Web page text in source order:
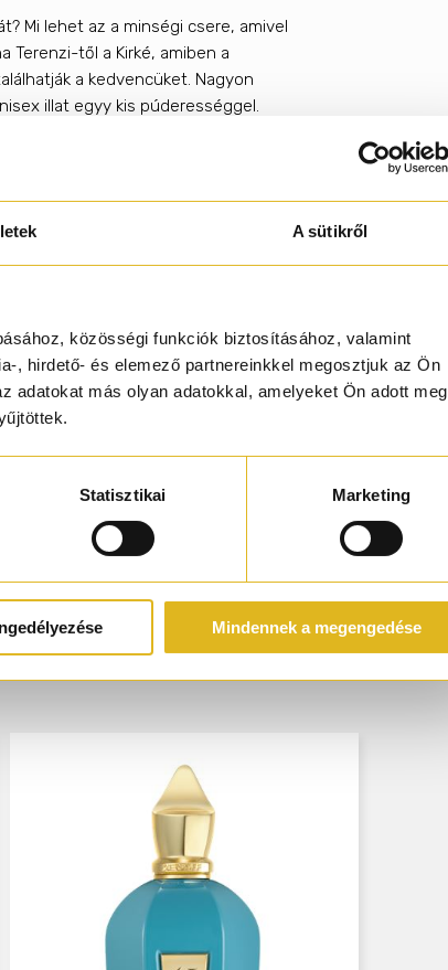
A sütikről
közösségi funkciók biztosításához, valamint
, hirdető- és elemező partnereinkkel megosztjuk az Ön
adatokat más olyan adatokkal, amelyeket Ön adott meg
Statisztikai Marketing
Mindennek a megengedése
Mi lehet az a minségi csere, amivel
Terenzi-től a Kirké, amiben a
a kedvencüket. Nagyon
illat egyy kis púderességgel.
homok"
márkáról!